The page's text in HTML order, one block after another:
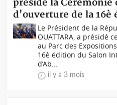
présidé la
d'ouverture de la 16è
Le Président de la
OUATTARA, a présidé
au Parc des
16è édition du Salon
d’Ab...
il y a 3 mois